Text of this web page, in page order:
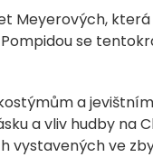
Meyerových, která
se
a
a vliv hudby na
vystavených ve